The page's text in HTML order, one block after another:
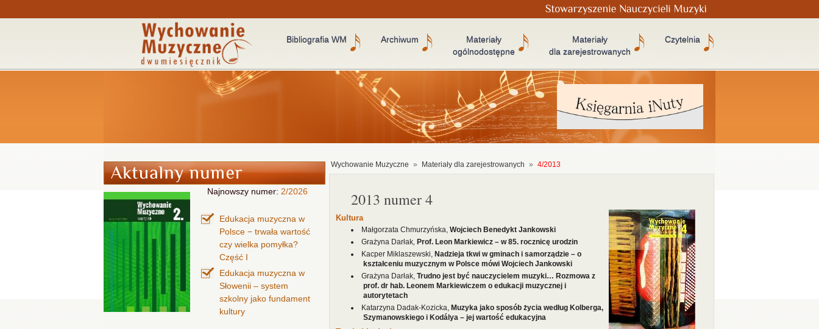
Bibliografia WM Archiwum
Materiały
ogólnodostępne
Materiały
dla zarejestrowanych
Czytelnia
Najnowszy numer: 2/2026
Edukacja muzyczna w
Polsce − trwała wartość
czy wielka pomyłka?
Część I
Edukacja muzyczna w
Słowenii – system
szkolny jako fundament
kultury
Wychowanie Muzyczne » Materiały dla zarejestrowanych » 4/2013
2013 numer 4
Kultura
Małgorzata Chmurzyńska, Wojciech Benedykt Jankowski
Grażyna Darłak, Prof. Leon Markiewicz – w 85. rocznicę urodzin
Kacper Miklaszewski, Nadzieja tkwi w gminach i samorządzie – o
kształceniu muzycznym w Polsce mówi Wojciech Jankowski
Grażyna Darłak, Trudno jest być nauczycielem muzyki… Rozmowa z
prof. dr hab. Leonem Markiewiczem o edukacji muzycznej i
autorytetach
Katarzyna Dadak-Kozicka, Muzyka jako sposób życia według Kolberga,
Szymanowskiego i Kodálya – jej wartość edukacyjna